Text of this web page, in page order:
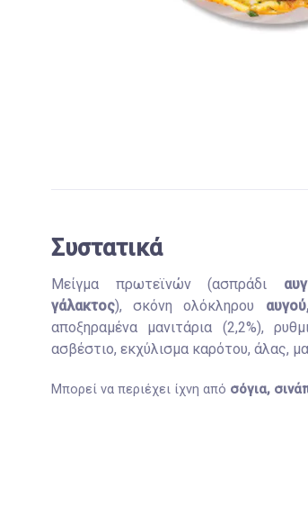
Συστατικά
Μείγμα πρωτεϊνών (ασπράδι
γάλακτος), σκόνη ολόκληρου
αποξηραμένα μανιτάρια (2,2%),
ασβέστιο, εκχύλισμα καρότου, άλας,
Μπορεί να περιέχει ίχνη από σόγια,